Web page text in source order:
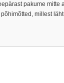
pakume
millest